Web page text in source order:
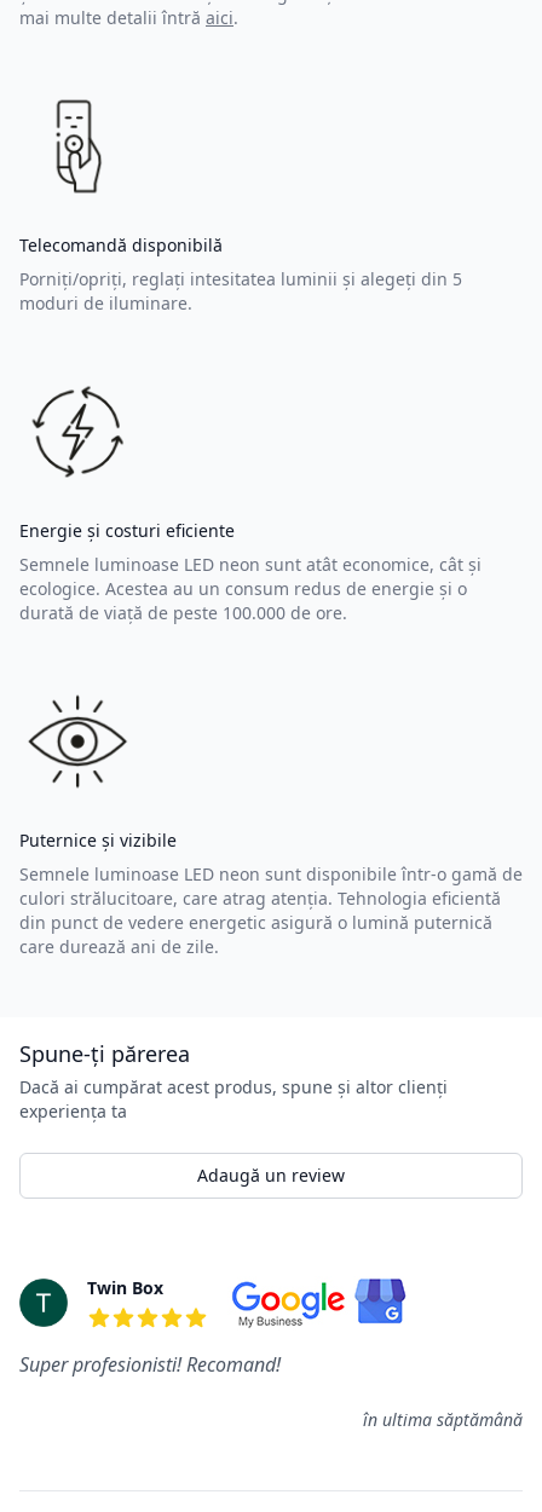
mai multe detalii întră aici.
Telecomandă disponibilă
Porniți/opriți, reglați intesitatea luminii și alegeți din 5
moduri de iluminare.
Energie și costuri eficiente
Semnele luminoase LED neon sunt atât economice, cât și
ecologice. Acestea au un consum redus de energie și o
durată de viață de peste 100.000 de ore.
Puternice și vizibile
Semnele luminoase LED neon sunt disponibile într-o gamă de
culori strălucitoare, care atrag atenția. Tehnologia eficientă
din punct de vedere energetic asigură o lumină puternică
care durează ani de zile.
Spune-ți părerea
Dacă ai cumpărat acest produs, spune și altor clienți
experiența ta
Adaugă un review
Review-uriTwin Box
Super profesionisti! Recomand!
în ultima săptămână